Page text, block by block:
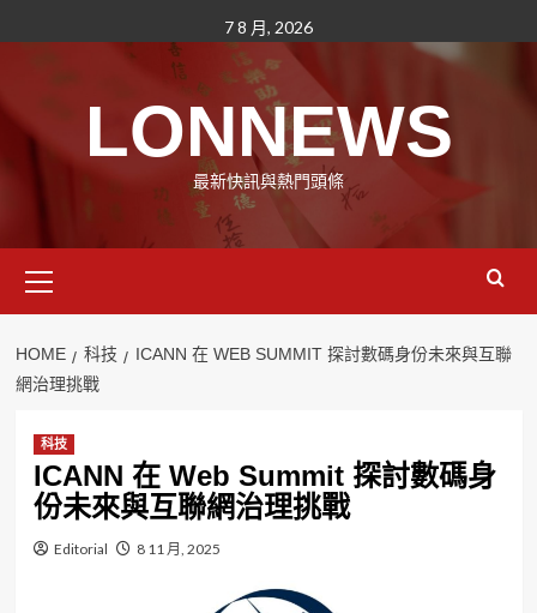
to
7 8 月, 2026
LONNEWS
最新快訊與熱門頭條
Menu
HOME 科技
ICANN 在 WEB SUMMIT 探討數碼身份未來與互聯
網治理挑戰
科技
ICANN 在 Web Summit 探討數碼身
份未來與互聯網治理挑戰
Editorial 8 11 月, 2025